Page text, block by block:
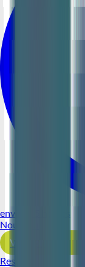
environ 5 heures
Nouveau
Voir l'offre
Reso 44